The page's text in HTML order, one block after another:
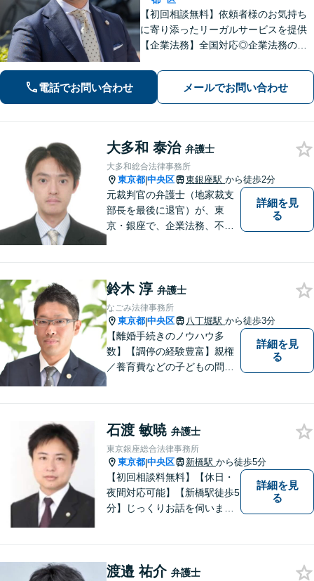
【初回相談無料】依頼者様のお気持ち
に寄り添ったリーガルサービスを提供
【企業法務】全国対応◎企業法務の経
う、法的側面よりサポートします【刑
事事件】検事経験あり。捜査機関側の
対応を熟知し、一手先を見越した対応
【宝町駅2分】
電話でお問い合わせ メールでお問い合わせ
大多和 泰治 弁護士
大多和総合法律事務所
東京都|中央区 東銀座駅 から徒歩2分
元裁判官の弁護士（地家裁支
部長を最後に退官）が、東
京・銀座で、企業法務、不動
業務を取り扱っている事務所
です。 実務経験は２７年（裁
判官７年、弁護士２０年）で
す。
詳細を見
る
鈴木 淳 弁護士
なごみ法律事務所
東京都|中央区 八丁堀駅 から徒歩3分
【離婚手続きのノウハウ多
数】【調停の経験豊富】親権
／養育費などの子どもの問題
に真摯に向き合い最後までサ
ポート。性別・年齢問わず、
お気軽にご相談ください【八
丁堀駅徒歩2分】
詳細を見
る
石渡 敏暁 弁護士
東京銀座総合法律事務所
東京都|中央区 新橋駅 から徒歩5分
【初回相談料無料】【休日・
夜間対応可能】【新橋駅徒歩5
分】じっくりお話を伺いま
詳細を見
る
渡邉 祐介 弁護士